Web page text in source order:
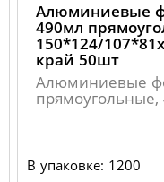
Алюминиевые
490мл
150*124/
край 50шт
Алюминиевые
В упаковке: 1200